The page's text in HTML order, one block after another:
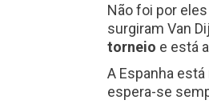
Não foi por
surgiram Van
torneio e está
A Espanha
espera-se